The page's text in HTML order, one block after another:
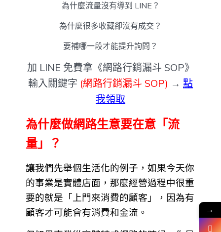
為什麼流量沒有導到 LINE？
為什麼很多收藏卻沒有成交？
要補哪一段才能提升詢問？
加 LINE 免費拿《網路行銷漏斗 SOP》
輸入關鍵字 (網路行銷漏斗 SOP) → 點
我領取
為什麼做網路生意要在意「流
量」？
讓我們先舉個生活化的例子，如果今天你
的事業是實體店面，那麼經營過程中很重
要的就是「上門來消費的顧客」，因為有
顧客才可能會有消費和金流。
→